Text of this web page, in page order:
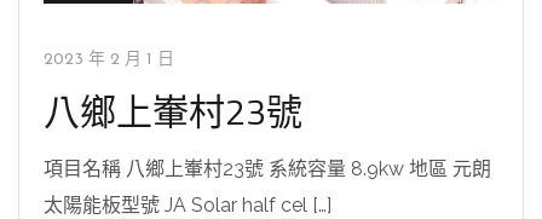
2023 年 2 月 1 日
八鄉上輋村23號
項目名稱 八鄉上輋村23號 系統容量 8.9kw 地區 元朗
太陽能板型號 JA Solar half cel […]